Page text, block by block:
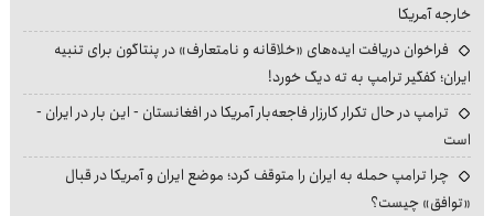
خارجه آمریکا
فراخوان دریافت ایده‌های «خلاقانه و نامتعارف» در پنتاگون برای تنبیه
ایران؛ کفگیر ترامپ به ته دیگ خورد!
ترامپ در حال تکرار کارزار فاجعه‌بار آمریکا در افغانستان - این بار در ایران -
است
چرا ترامپ حمله به ایران را متوقف کرد؛ موضع ایران و آمریکا در قبال
«توافق» چیست؟